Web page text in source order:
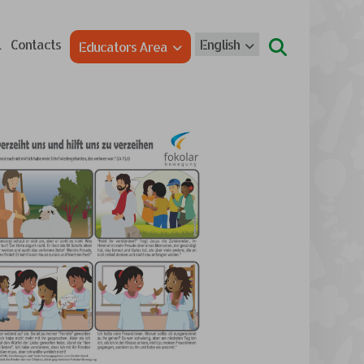
Contacts Educators Area English